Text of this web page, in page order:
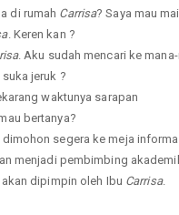
di rumah Carrisa? Saya mau
. Keren kan ?
. Aku sudah mencari ke
suka jeruk ?
waktunya sarapan
bertanya?
dimohon segera ke meja
menjadi pembimbing akademik
dipimpin oleh Ibu Carrisa.